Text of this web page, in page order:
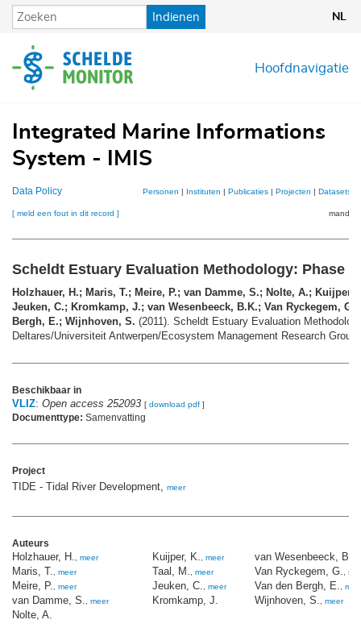
Overslaan
en
de
inhoud
Indienen NL
Hoofdnavigatie
Integrated Marine Informations
System - IMIS
Data Policy Personen | Instituten | Publicaties| Projecten | Datasets
[ meld een fout in dit record ] mandje
Scheldt Estuary Evaluation Methodology: Phase 2
Holzhauer, H.; Maris, T.; Meire, P.; van Damme, S.; Nolte, A.; Kuijper,
Jeuken, C.; Kromkamp, J.; van Wesenbeeck, B.K.; Van Ryckegem, G.;
Bergh, E.; Wijnhoven, S. (2011). Scheldt Estuary Evaluation
Deltares/Universiteit Antwerpen/Ecosystem Management Research
Beschikbaar in
VLIZ: Open access 252093 [ download pdf ]
Documenttype: Samenvatting
Project
TIDE - Tidal River Development, meer
Auteurs
Holzhauer, H. meer
Maris, T. meer
Meire, P. meer
van Damme, S. meer
Nolte, A.
Kuijper, K. meer
Taal, M. meer
Jeuken, C. meer
Kromkamp, J.
van Wesenbeeck,
Van Ryckegem, G.
Van den Bergh, E.
Wijnhoven, S. meer